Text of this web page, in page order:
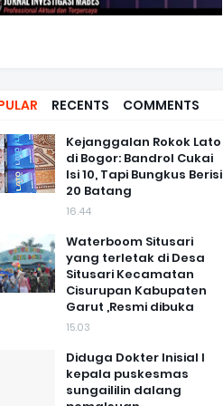
RECENTS COMMENTS
Kejanggalan Rokok Lato
di Bogor: Bandrol Cukai
Isi 10, Tapi Bungkus Berisi
20 Batang
16.44
Waterboom Situsari
yang terletak di Desa
Situsari Kecamatan
Cisurupan Kabupaten
Garut ,Resmi dibuka
15.03
Diduga Dokter Inisial I
kepala puskesmas
sungaililin dalang